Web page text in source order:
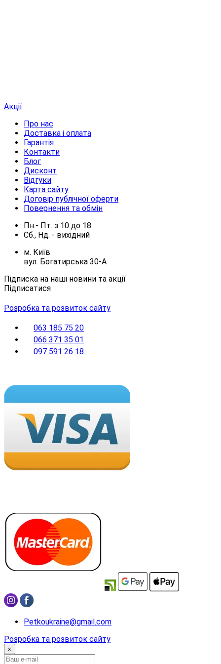
Акції
Про нас
Доставка і оплата
Гарантія
Контакти
Блог
Дисконт
Відгуки
Карта сайту
Договір публічної оферти
Повернення та обмін
Пн.- Пт. з 10 до 18
Сб., Нд. - вихідний
м. Київ
вул. Богатирська 30-А
Підписка на наші новини та акції
Підписатися
Розробка та розвиток сайту
063 185 75 20
066 371 35 01
097 591 26 18
Petkoukraine@gmail.com
Розробка та розвиток сайту
x